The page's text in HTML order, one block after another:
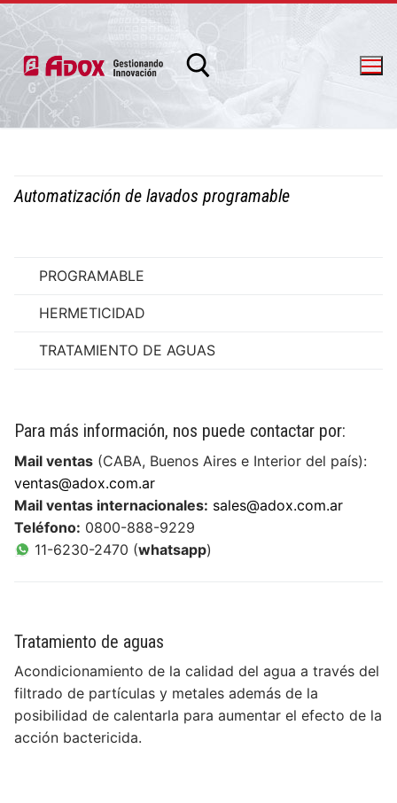
whatsapp: 54 9 11 6230 2470
INSUMOS
Higiene de manos y piel
Desinfección
Detergentes
EQUIPAMIENTOS
Equipos para Control de infecciones
Máquinas de anestesia y Bombas de infusión
SISTEMAS
Accesibilidad, alerta, control, medición y
SERVICIOS
Alquiler de máquinas de anestesia
DESARROLLOS
NOVEDADES
Videos
Videos institucionales
Tutoriales
Noticias de interés
QUIENES SOMOS
Quiénes Somos
Responsabilidad Social Empresaria
CONTACTO
Contact us
Automatización de lavados programable
PROGRAMABLE
HERMETICIDAD
TRATAMIENTO DE AGUAS
Para más información, nos puede contactar por:
Mail ventas (CABA, Buenos Aires e Interior del país):
ventas@adox.com.ar
Mail ventas internacionales: sales@adox.com.ar
Teléfono: 0800-888-9229
11-6230-2470 (whatsapp)
Tratamiento de aguas
Acondicionamiento de la calidad del agua a través del
filtrado de partículas y metales además de la
posibilidad de calentarla para aumentar el efecto de la
acción bactericida.